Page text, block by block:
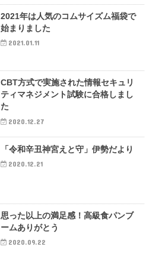
2021年は人気のコムサイズム福袋で
始まりました
2021.01.11
CBT方式で実施された情報セキュリ
ティマネジメント試験に合格しまし
た
2020.12.27
「令和辛丑神宮えと守」伊勢だより
2020.12.21
思った以上の満足感！高級食パンブ
ームありがとう
2020.09.22